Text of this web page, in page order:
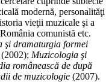
modernă, personalităţi
vieţii muzicale şi a
comunistă etc.
şi dramaturgia formei
(2002); Muzicologia şi
românească de după
de muzicologie(2007).